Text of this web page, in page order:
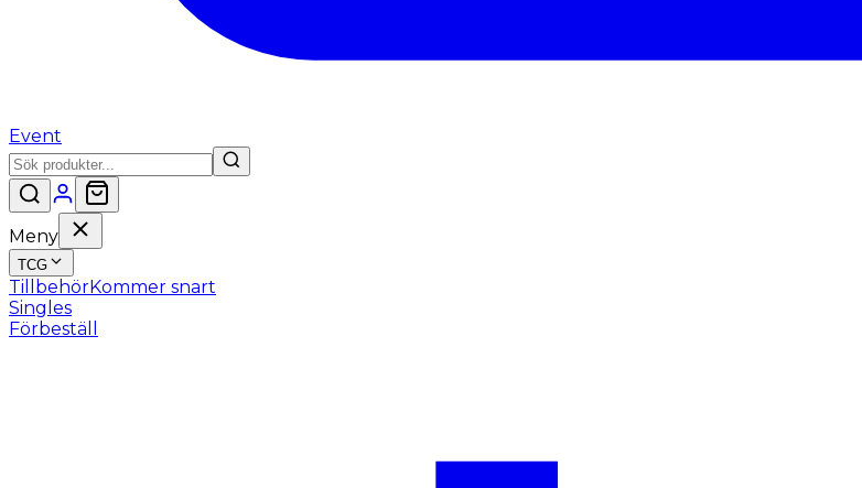
Event
Meny
TCG
TillbehörKommer snart
Singles
Förbeställ